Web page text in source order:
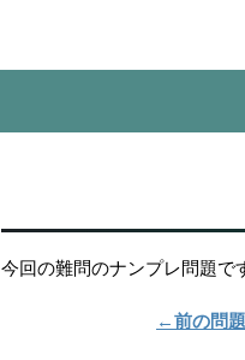
今回の難問のナンプレ問題で
←前の問題